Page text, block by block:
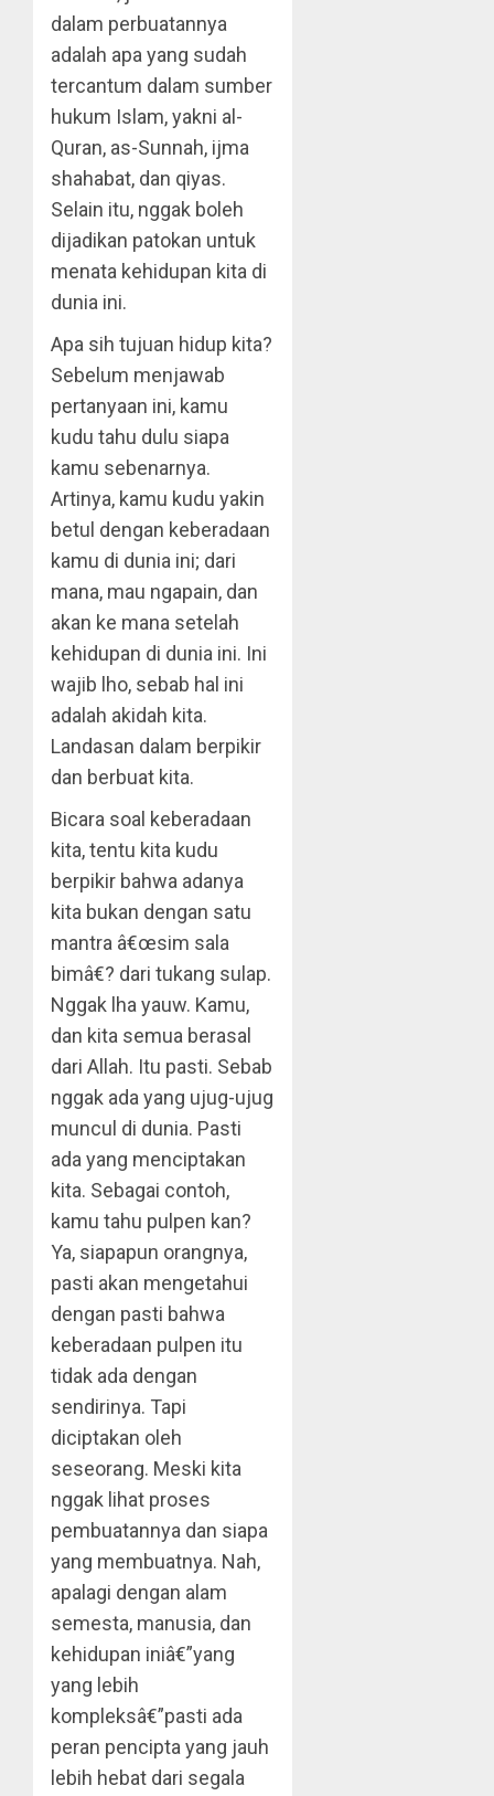
dalam perbuatannya
adalah apa yang sudah
tercantum dalam sumber
hukum Islam, yakni al-
Quran, as-Sunnah, ijma
shahabat, dan qiyas.
Selain itu, nggak boleh
dijadikan patokan untuk
menata kehidupan kita di
dunia ini.
Apa sih tujuan hidup kita?
Sebelum menjawab
pertanyaan ini, kamu
kudu tahu dulu siapa
kamu sebenarnya.
Artinya, kamu kudu yakin
betul dengan keberadaan
kamu di dunia ini; dari
mana, mau ngapain, dan
akan ke mana setelah
kehidupan di dunia ini. Ini
wajib lho, sebab hal ini
adalah akidah kita.
Landasan dalam berpikir
dan berbuat kita.
Bicara soal keberadaan
kita, tentu kita kudu
berpikir bahwa adanya
kita bukan dengan satu
mantra â€œsim sala
bimâ€? dari tukang sulap.
Nggak lha yauw. Kamu,
dan kita semua berasal
dari Allah. Itu pasti. Sebab
nggak ada yang ujug-ujug
muncul di dunia. Pasti
ada yang menciptakan
kita. Sebagai contoh,
kamu tahu pulpen kan?
Ya, siapapun orangnya,
pasti akan mengetahui
dengan pasti bahwa
keberadaan pulpen itu
tidak ada dengan
sendirinya. Tapi
diciptakan oleh
seseorang. Meski kita
nggak lihat proses
pembuatannya dan siapa
yang membuatnya. Nah,
apalagi dengan alam
semesta, manusia, dan
kehidupan iniâ€”yang
yang lebih
kompleksâ€”pasti ada
peran pencipta yang jauh
lebih hebat dari segala